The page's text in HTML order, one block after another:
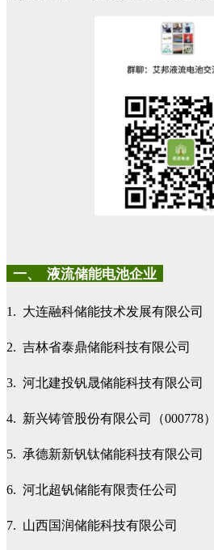
一、 液流储能电池企业
1. 大连融科储能技术发展有限公司
2. 吉林省泰鼎储能科技有限公司
3. 河北建投钒晟储能科技有限公司
4. 新兴铸管股份有限公司（000778）
5. 承德新新钒钛储能科技有限公司
6. 河北超钒储能有限责任公司
7. 山西国润储能科技有限公司